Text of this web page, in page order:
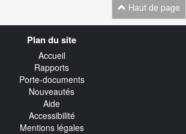
Haut de page
Plan du site
Accueil
Rapports
Porte-documents
Nouveautés
Aide
Accessibilité
Mentions légales